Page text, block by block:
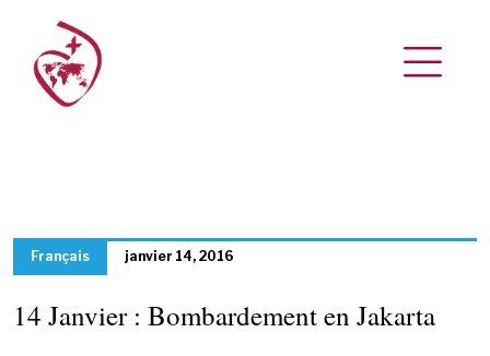
Français janvier 14, 2016
14 Janvier : Bombardement en Jakarta